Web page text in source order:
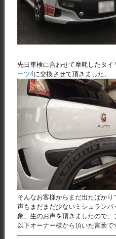
先日車検に合わせて摩耗したタイ
ーツ4に交換させて頂きました。
そんなお客様からまだ出たばか
声もまだまだ少ないミシュラン
象、生のお声を頂きましたので、
以下オーナー様から頂いた言葉で